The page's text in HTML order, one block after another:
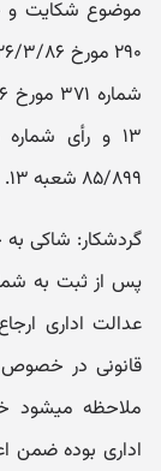
موضوع شکایت و
۸۵/۸۹۹ شعبه ۱۳.
گردشکار: شاکی
عدالت اداری
قانونی در
اداری بوده ضمن